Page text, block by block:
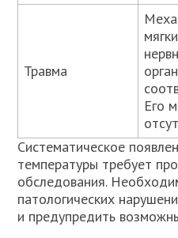
Травма
Его
Систематическое
температуры требует
обследования.
патологических
и предупредить